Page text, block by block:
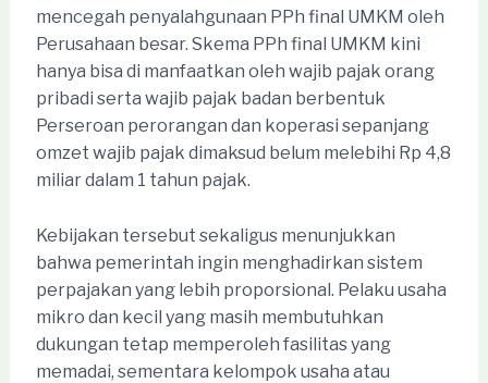
mencegah penyalahgunaan PPh final UMKM oleh
Perusahaan besar. Skema PPh final UMKM kini
hanya bisa di manfaatkan oleh wajib pajak orang
pribadi serta wajib pajak badan berbentuk
Perseroan perorangan dan koperasi sepanjang
omzet wajib pajak dimaksud belum melebihi Rp 4,8
miliar dalam 1 tahun pajak.
Kebijakan tersebut sekaligus menunjukkan
bahwa pemerintah ingin menghadirkan sistem
perpajakan yang lebih proporsional. Pelaku usaha
mikro dan kecil yang masih membutuhkan
dukungan tetap memperoleh fasilitas yang
memadai, sementara kelompok usaha atau